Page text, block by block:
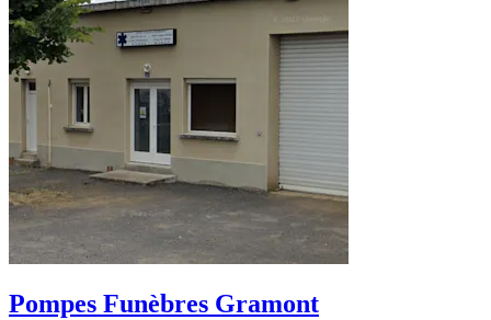
Pompes Funèbres Gramont